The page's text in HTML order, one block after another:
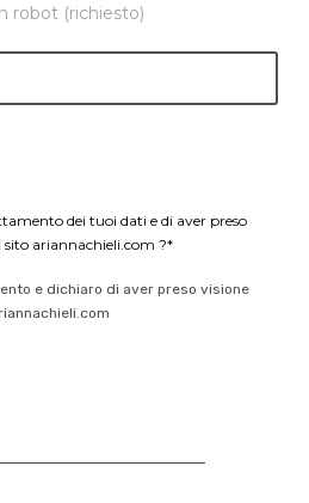
robot (richiesto)
dei tuoi dati e di aver preso
sito ariannachieli.com ?*
e dichiaro di aver preso visione